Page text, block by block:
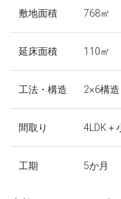
敷地面積 768㎡
延床面積 110㎡
工法・構造 2×6構造
間取り 4LDK＋
工期 5か月